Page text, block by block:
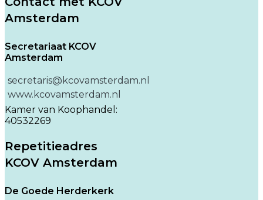
Amsterdam
Secretariaat KCOV
Amsterdam
secretaris@kcovamsterdam.nl
www.kcovamsterdam.nl
Kamer van Koophandel:
40532269
Repetitieadres
KCOV Amsterdam
De Goede Herderkerk